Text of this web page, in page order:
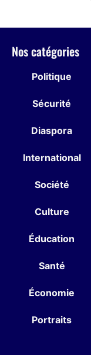
Nos catégories
Politique
Sécurité
Diaspora
International
Société
Culture
Éducation
Santé
Économie
Portraits